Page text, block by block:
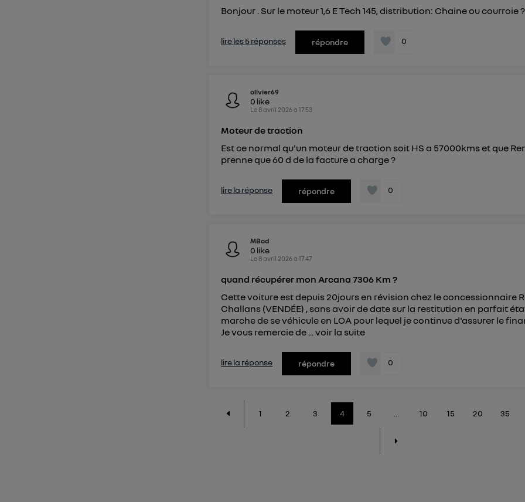
Bonjour . Sur le moteur 1,6 E Tech 145, distribution: Chaine ou courroie
lire les 5 réponses répondre 0
olivier69
0 like
Le 8 avril 2026à17:53
Moteur de traction
Est ce normal qu'un moteur de traction soit HS a 57000kms et que
prenne que 60 d de la facture a charge ?
lire la réponse répondre 0
MBod
0 like
Le 8 avril 2026à17:47
quand récupérer mon Arcana 7306 Km ?
Cette voiture est depuis 20jours en révision chez le concessionnaire
Challans (VENDÉE) , sans avoir de date sur la restitution en parfait
marche de se véhicule en LOA pour lequel je continue d'assurer le
Je vous remercie de ...voir la suite
lire la réponse répondre 0
1 2 3 4 5 10 15 20 35